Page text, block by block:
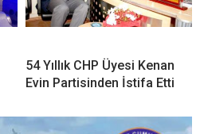
54 Yıllık CHP Üyesi Kenan
Evin Partisinden İstifa Etti